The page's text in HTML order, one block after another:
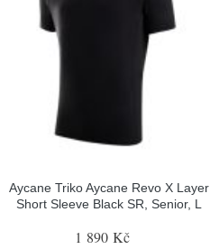
Aycane Triko Aycane Revo X Layer
Short Sleeve Black SR, Senior, L
1 890 Kč